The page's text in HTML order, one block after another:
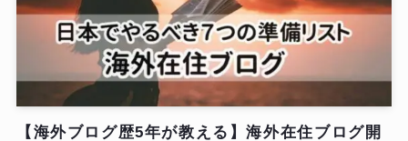
【海外ブログ歴5年が教える】海外在住ブログ開